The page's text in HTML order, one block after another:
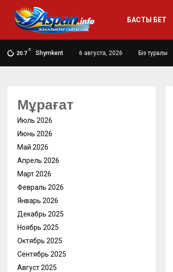
БАСТЫ БЕТ
20.7
C
Shymkent 6 августа, 2026 Біз туралы
Мұрағат
Июль 2026
Июнь 2026
Май 2026
Апрель 2026
Март 2026
Февраль 2026
Январь 2026
Декабрь 2025
Ноябрь 2025
Октябрь 2025
Сентябрь 2025
Август 2025